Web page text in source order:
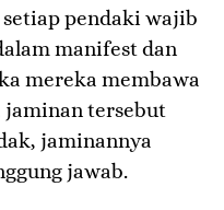
setiap pendaki wajib
manifest dan
mereka membawa
jaminan tersebut
jaminannya
jawab.